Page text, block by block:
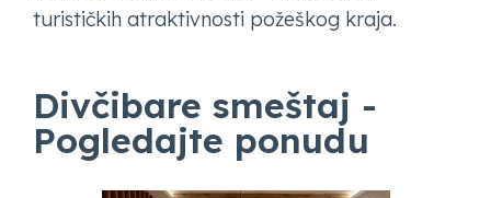
turističkih atraktivnosti požeškog kraja.
Divčibare smeštaj -
Pogledajte ponudu